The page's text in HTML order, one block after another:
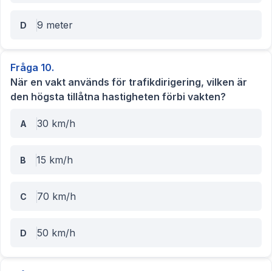
D 9 meter
Fråga 10.
När en vakt används för trafikdirigering, vilken är
den högsta tillåtna hastigheten förbi vakten?
A 30 km/h
B 15 km/h
C 70 km/h
D 50 km/h